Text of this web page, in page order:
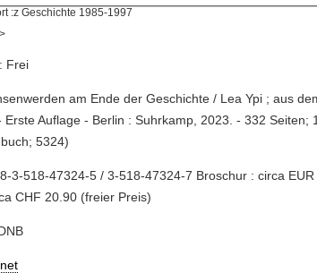
:z Geschichte 1985-1997
>
Frei
am Ende der Geschichte / Lea Ypi ; aus
Erste Auflage - Berlin : Suhrkamp, 2023. - 332 Seiten;
5324)
3-518-47324-5 / 3-518-47324-7 Broschur : circa
CHF 20.90 (freier Preis)